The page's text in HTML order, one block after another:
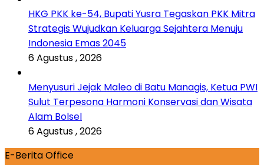
HKG PKK ke-54, Bupati Yusra Tegaskan PKK Mitra
Strategis Wujudkan Keluarga Sejahtera Menuju
Indonesia Emas 2045
6 Agustus , 2026
Menyusuri Jejak Maleo di Batu Managis, Ketua PWI
Sulut Terpesona Harmoni Konservasi dan Wisata
Alam Bolsel
6 Agustus , 2026
E-Berita Office